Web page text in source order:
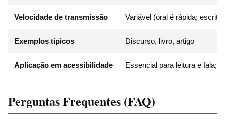
Velocidade de transmissão Variável (oral é rápida;
Exemplos típicos Discurso, livro, artigo
Aplicação em acessibilidade Essencial para leitura e fala;
Perguntas Frequentes (FAQ)